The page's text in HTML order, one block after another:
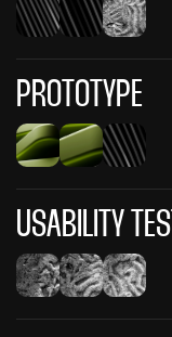
PROTOTYPE
USABILITY TEST